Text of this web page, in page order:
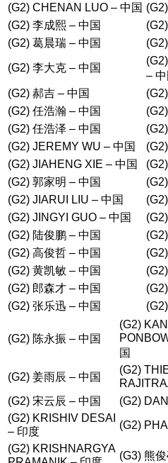
(G2) CHENAN LUO – 中国
(G2) 李成熙 – 中国
(G2) 葛晨瑞 – 中国
(G2) 李大克 – 中国
– 中
(G2) 郝吉 – 中国
(G2) 任浩瀚 – 中国
(G2) 任浩泽 – 中国
(G2) JEREMY WU – 中国
(G2) JIAHENG XIE – 中国
(G2) 郭家明 – 中国
(G2) JIARUI LIU – 中国
(G2) JINGYI GUO – 中国
(G2) 陆俊鹏 – 中国
(G2) 高俊哲 – 中国
(G2) 黄凯敏 – 中国
(G2) 郎森才 – 中国
(G2) 张乐迅 – 中国
(G2) 陈永振 – 中国
(G2)
国
(G2) 姜雨辰 – 中国
(G2)
(G2) 宋云辰 – 中国
(G2)
(G2) KRISHIV DESAI
– 印度
(G2)
(G2) KRISHNARGYA
(G3) 熊